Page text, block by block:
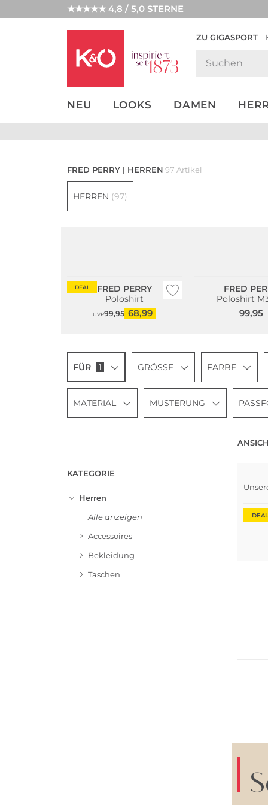
★★★★★ 4,8 / 5,0 STERNE
ZU GIGASPORT
NEU LOOKS DAMEN
NEW IN
WEDDING
FRED PERRY | HERREN 97 Artikel
HERREN (97)
DEAL
FRED PERRY
Poloshirt
UVP99,95 68,99
FRED
Poloshirt
99,95
FÜR 1 GRÖSSE FARBE
MATERIAL MUSTERUNG
KATEGORIE
Herren
Alle anzeigen
Accessoires
Bekleidung
Taschen
DEAL